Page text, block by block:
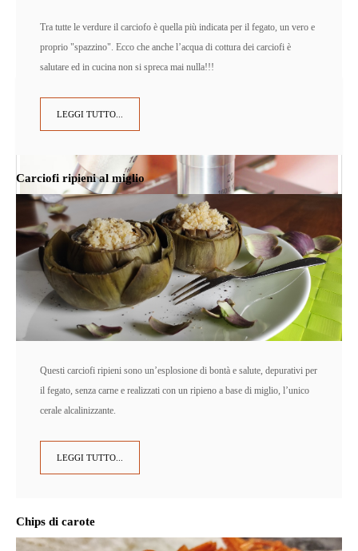
Tra tutte le verdure il carciofo è quella più indicata per il fegato, un vero e
proprio "spazzino". Ecco che anche l’acqua di cottura dei carciofi è
salutare ed in cucina non si spreca mai nulla!!!
LEGGI TUTTO...
Carciofi ripieni al miglio
Questi carciofi ripieni sono un’esplosione di bontà e salute, depurativi per
il fegato, senza carne e realizzati con un ripieno a base di miglio, l’unico
cerale alcalinizzante.
LEGGI TUTTO...
Chips di carote